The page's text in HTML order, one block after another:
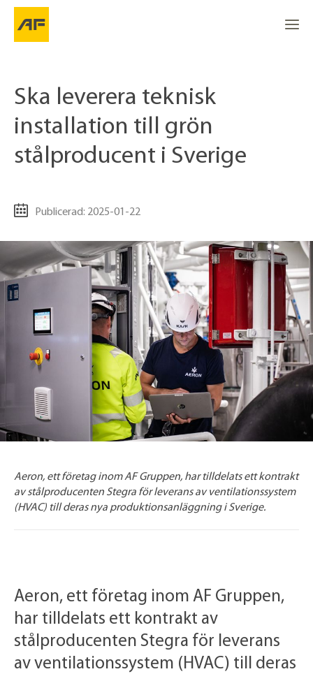
Ska leverera teknisk
installation till grön
stålproducent i Sverige
Publicerad: 2025-01-22
Aeron, ett företag inom AF Gruppen, har tilldelats ett kontrakt
av stålproducenten Stegra för leverans av ventilationssystem
(HVAC) till deras nya produktionsanläggning i Sverige.
Aeron, ett företag inom AF Gruppen,
har tilldelats ett kontrakt av
stålproducenten Stegra för leverans
av ventilationssystem (HVAC) till deras